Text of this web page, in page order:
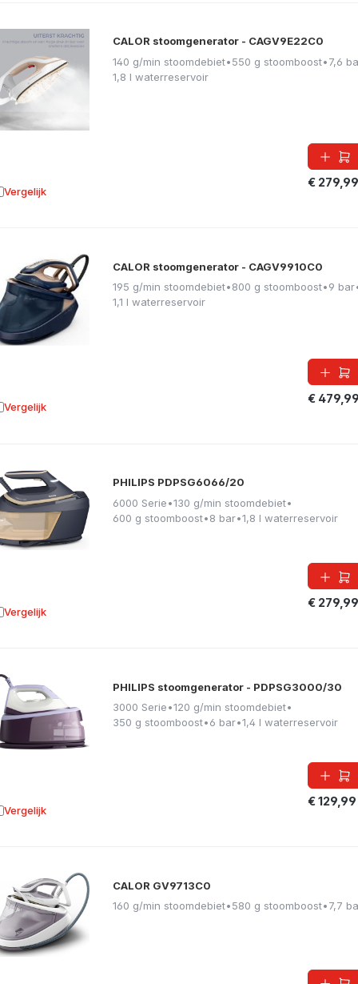
CALOR stoomgenerator - CAGV9E22C0
140 g/min stoomdebiet•550 g stoomboost•7,6
1,8 l waterreservoir
€ 279,99
Vergelijk aan vergelijking
CALOR stoomgenerator - CAGV9910C0
195 g/min stoomdebiet•800 g stoomboost•9 bar
1,1 l waterreservoir
€
Vergelijk aan vergelijking
PHILIPS PDPSG6066/20
6000 Serie•130 g/min stoomdebiet•
600 g stoomboost•8 bar•1,8 l waterreservoir
€ 279,99
Vergelijk aan vergelijking
PHILIPS stoomgenerator - PDPSG3000/30
3000 Serie•120 g/min stoomdebiet•
350 g stoomboost•6 bar•1,4 l waterreservoir
€ 129,99
Vergelijk aan vergelijking
CALOR GV9713C0
160 g/min stoomdebiet•580 g stoomboost•7,7